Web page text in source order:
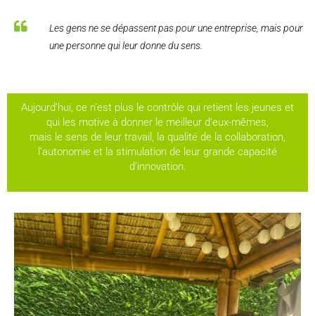
CONTACT
Les gens ne se dépassent pas pour une entreprise, mais pour
une personne qui leur donne du sens.
Aujourd’hui, ce n’est plus le contrôle qui retient les jeunes et
qui les motive à donner le meilleur d’eux-mêmes,
mais le sens de leur travail, la qualité de la collaboration,
l’autonomie et la stimulation de leur grande capacité
d’innovation.